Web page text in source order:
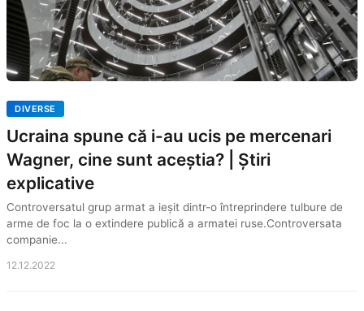
DIVERSE
Ucraina spune că i-au ucis pe mercenari
Wagner, cine sunt aceștia? | Știri
explicative
Controversatul grup armat a ieșit dintr-o întreprindere tulbure de
arme de foc la o extindere publică a armatei ruse.Controversata
companie...
12.12.2022